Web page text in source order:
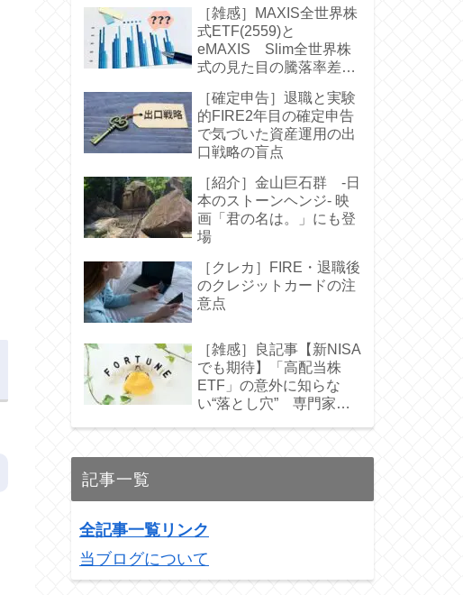
［雑感］MAXIS全世界株
式ETF(2559)と
eMAXIS Slim全世界株
式の見た目の騰落率差に
［確定申告］退職と実験
的FIRE2年目の確定申告
で気づいた資産運用の出
口戦略の盲点
［紹介］金山巨石群 -日
本のストーンヘンジ- 映
画「君の名は。」にも登
場
［クレカ］FIRE・退職後
のクレジットカードの注
意点
［雑感］良記事【新NISA
でも期待】「高配当株
ETF」の意外に知らな
い“落とし穴” 専門家お
記事一覧
全記事一覧リンク
当ブログについて